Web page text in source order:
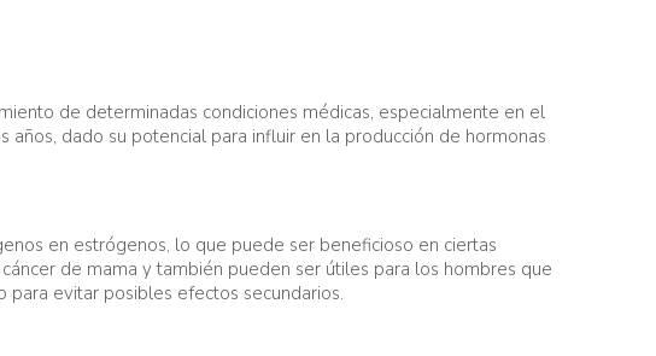
de determinadas condiciones médicas, especialmente en el
dado su potencial para influir en la producción de hormonas
en estrógenos, lo que puede ser beneficioso en ciertas
de mama y también pueden ser útiles para los hombres que
evitar posibles efectos secundarios.